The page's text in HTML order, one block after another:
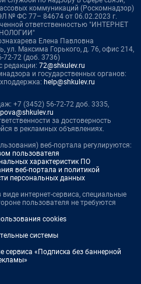
коммуникаций (Роскомнадзор)
№ ФС 77– 84674 от 06.02.2023 г.
ответственностью "ИНТЕРНЕТ
Елена Павловна
ул. Максима Горького, д. 76, офис 214,
72-72 (доб. 3736)
редакции: 72@shkulev.ru
и государственных органов:
help@shkulev.ru
+7 (3452) 56-72-72 доб. 3335,
за достоверность
в рекламных объявлениях.
веб-портала регулируются:
пользователя
характеристик ПО
веб-портала и политикой
персональных данных
интернет-сервиса, специальные
пользователя не требуются
cookies
системы
сервиса «Подписка без баннерной